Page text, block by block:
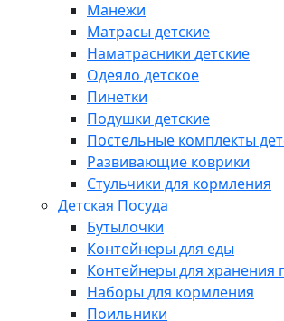
Манежи
Матрасы детские
Наматрасники детские
Одеяло детское
Пинетки
Подушки детские
Постельные комплекты
Развивающие коврики
Стульчики для кормления
Детская Посуда
Бутылочки
Контейнеры для еды
Контейнеры для хранения
Наборы для кормления
Поильники